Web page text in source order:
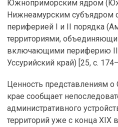
Южноприморским ядром
Нижнеамурским субъядром
периферией I и II порядка
территориями,
включающими периферию II
Уссурийский край) [25, с.
Ценность представлениям
крае сообщает
административного
территорий уже с конца XIX